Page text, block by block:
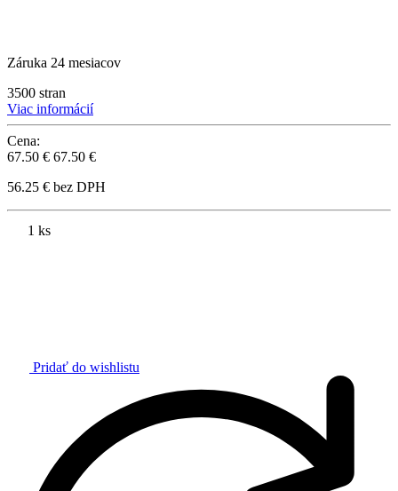
Záruka 24 mesiacov
3500 stran
Viac informácií
Cena:
67.50 € 67.50 €
56.25 € bez DPH
1 ks
Pridať do wishlistu